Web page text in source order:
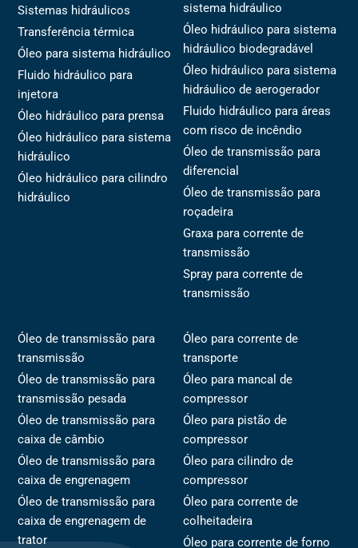
Sistemas hidráulicos
Transferência térmica
Óleo para sistema hidráulico
Fluido hidráulico para
injetora
Óleo hidráulico para prensa
Óleo hidráulico para sistema
hidráulico
Óleo hidráulico para cilindro
hidráulico
sistema hidráulico
Óleo hidráulico para sistema
hidráulico biodegradável
Óleo hidráulico para sistema
hidráulico de aerogerador
Fluido hidráulico para áreas
com risco de incêndio
Óleo de transmissão para
diferencial
Óleo de transmissão para
roçadeira
Graxa para corrente de
transmissão
Spray para corrente de
transmissão
Óleo de transmissão para
transmissão
Óleo de transmissão para
transmissão pesada
Óleo de transmissão para
caixa de câmbio
Óleo de transmissão para
caixa de engrenagem
Óleo de transmissão para
caixa de engrenagem de
trator
Óleo para corrente de
transporte
Óleo para mancal de
compressor
Óleo para pistão de
compressor
Óleo para cilindro de
compressor
Óleo para corrente de
colheitadeira
Óleo para corrente de forno